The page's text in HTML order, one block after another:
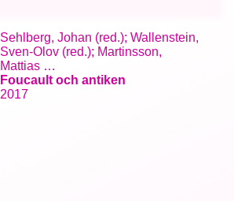
Sehlberg, Johan (red.); Wallenstein,
Sven-Olov (red.); Martinsson,
Mattias …
Foucault och antiken
2017